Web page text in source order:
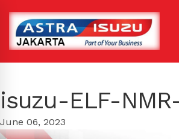
isuzu-ELF-
June 06, 2023